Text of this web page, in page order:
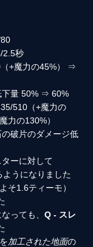
2.5秒
+魔力の45%）
⇒
下量 50% ⇒ 60%
510（+魔力の
力の130%）
破片のダメージ低
ーに対して
うになりました
そ1.6ティーモ）
っても、 Q - スレ
を加工された地面の